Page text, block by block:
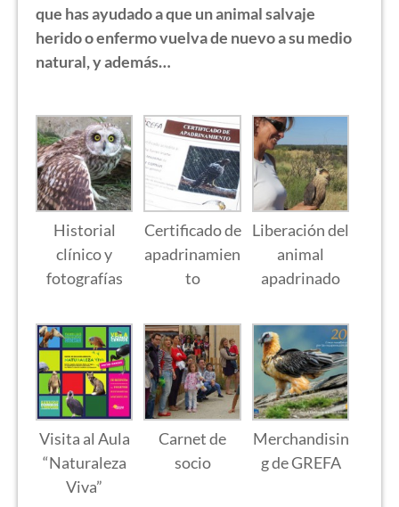
que has ayudado a que un animal salvaje
herido o enfermo vuelva de nuevo a su medio
natural, y además…
Historial
clínico y
fotografías
Certificado de
apadrinamien
to
Liberación del
animal
apadrinado
Visita al Aula
“Naturaleza
Viva”
Carnet de
socio
Merchandisin
g de GREFA